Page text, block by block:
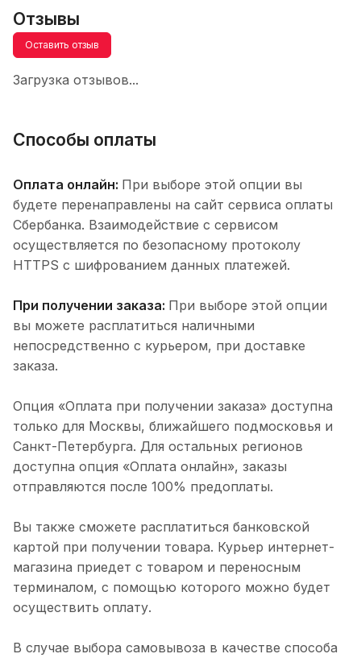
Отзывы
Оставить отзыв
Загрузка отзывов...
Способы оплаты
Оплата онлайн: При выборе этой опции вы
будете перенаправлены на сайт сервиса оплаты
Сбербанка. Взаимодействие с сервисом
осуществляется по безопасному протоколу
HTTPS с шифрованием данных платежей.
При получении заказа: При выборе этой опции
вы можете расплатиться наличными
непосредственно с курьером, при доставке
заказа.
Опция «Оплата при получении заказа» доступна
только для Москвы, ближайшего подмосковья и
Санкт-Петербурга. Для остальных регионов
доступна опция «Оплата онлайн», заказы
отправляются после 100% предоплаты.
Вы также сможете расплатиться банковской
картой при получении товара. Курьер интернет-
магазина приедет с товаром и переносным
терминалом, с помощью которого можно будет
осуществить оплату.
В случае выбора самовывоза в качестве способа